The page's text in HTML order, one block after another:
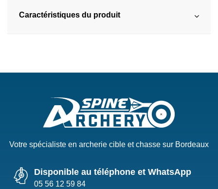
Caractéristiques du produit
Votre spécialiste en archerie cible et chasse sur Bordeaux
Disponible au téléphone et WhatsApp
05 56 12 59 84